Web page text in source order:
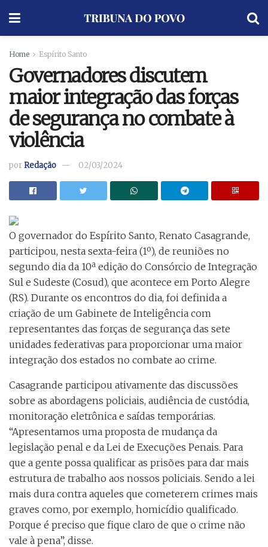
Home Espírito Santo
Governadores discutem
maior integração das forças
de segurança no combate à
violência
porRedação 02/03/2024
O governador do Espírito Santo, Renato Casagrande,
participou, nesta sexta-feira (1º), de reuniões no
segundo dia da 10ª edição do Consórcio de Integração
Sul e Sudeste (Cosud), que acontece em Porto Alegre
(RS). Durante os encontros do dia, foi definida a
criação de um Gabinete de Inteligência com
representantes das forças de segurança das sete
unidades federativas para proporcionar uma maior
integração dos estados no combate ao crime.
Casagrande participou ativamente das discussões
sobre as abordagens policiais, audiência de custódia,
monitoração eletrônica e saídas temporárias.
“Apresentamos uma proposta de mudança da
legislação penal e da Lei de Execuções Penais. Para
que a gente possa qualificar as prisões para dar mais
estrutura de trabalho aos nossos policiais. Sendo a lei
mais dura contra aqueles que cometerem crimes mais
graves como, por exemplo, homicídio qualificado.
Porque é preciso que fique claro de que o crime não
vale à pena”, disse.